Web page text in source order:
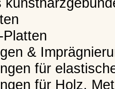
Platten
&
für
für Holz,